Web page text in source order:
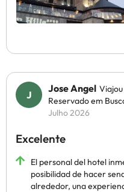
Jose Angel
Reservado em
Julho 2026
Excelente
El personal del hotel
posibilidad de hacer
alrededor, una